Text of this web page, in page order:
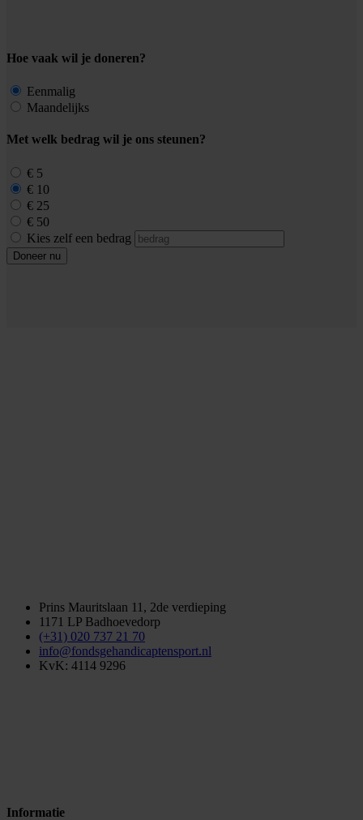
Hoe vaak wil je doneren?
Eenmalig
Maandelijks
Met welk bedrag wil je ons steunen?
€ 5
€ 10
€ 25
€ 50
Kies zelf een bedrag
Doneer nu
Prins Mauritslaan 11, 2de verdieping
1171 LP Badhoevedorp
(+31) 020 737 21 70
info@fondsgehandicaptensport.nl
KvK: 4114 9296
Informatie